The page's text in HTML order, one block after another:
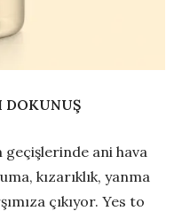
DOKUNUŞ
geçişlerinde ani hava
kızarıklık, yanma
çıkıyor. Yes to